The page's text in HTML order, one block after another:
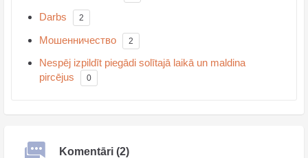
Darbs 2
Мошенничество 2
Nespēj izpildīt piegādi solītajā laikā un maldina
pircējus
0
Komentāri (2)